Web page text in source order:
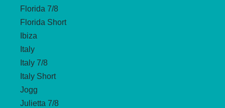
Florida 7/8
Florida Short
Ibiza
Italy
Italy 7/8
Italy Short
Jogg
Julietta 7/8